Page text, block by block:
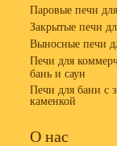
Паровые печи
Закрытые печи
Выносные печи
Печи для
бань и саун
Печи для бани с
каменкой
О нас